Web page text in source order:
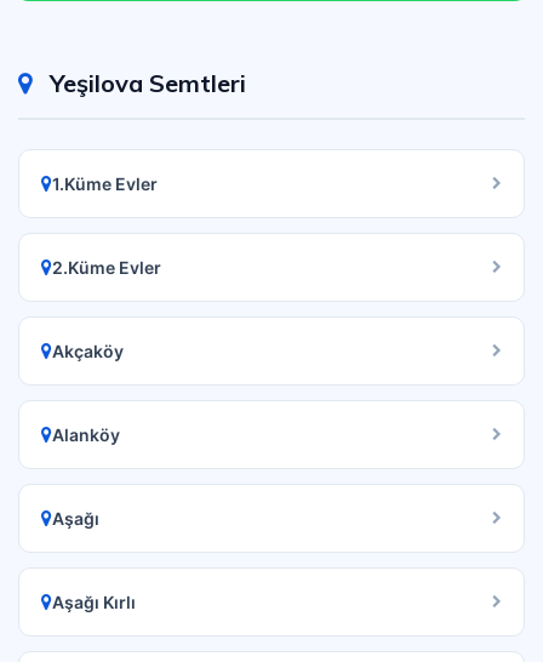
Yeşilova Semtleri
1.Küme Evler
2.Küme Evler
Akçaköy
Alanköy
Aşağı
Aşağı Kırlı